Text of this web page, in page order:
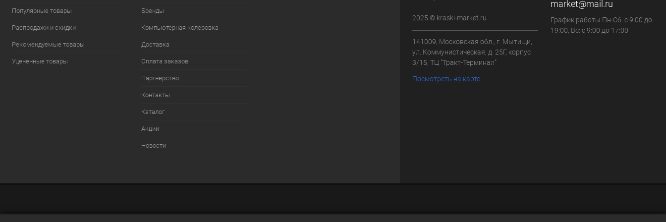
Популярные товары
Распродажи и скидки
Рекомендуемые товары
Уцененные товары
Бренды
Компьютерная колеровка
Доставка
Оплата заказов
Партнерство
Контакты
Каталог
Акции
Новости
2025 © kraski-market.ru
141009, Московская обл., г. Мытищи,
ул. Коммунистическая, д. 25Г, корпус
3/15, ТЦ "Тракт-Терминал"
Посмотреть на карте
market@mail.ru
График работы Пн-Сб: с 9:00 до
19:00, Вс: с 9:00 до 17:00